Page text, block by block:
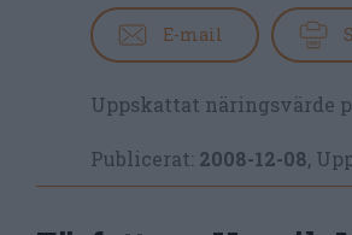
E-mail
Uppskattat näringsvärde
Publicerat: 2008-12-08,